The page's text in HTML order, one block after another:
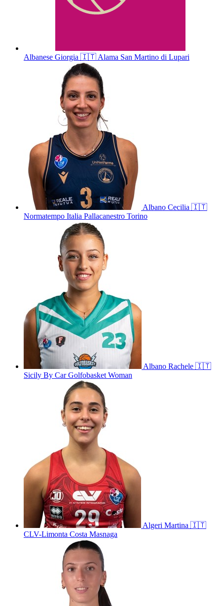
Albanese Giorgia 🇮🇹Alama San Martino di Lupari
Albano Cecilia 🇮🇹
Normatempo Italia Pallacanestro Torino
Albano Rachele 🇮🇹
Sicily By Car Golfobasket Woman
Algeri Martina 🇮🇹
CLV-Limonta Costa Masnaga